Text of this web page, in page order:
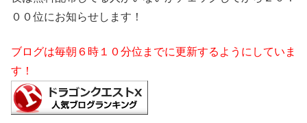
００位にお知らせします！
ブログは毎朝６時１０分位までに更新するようにしていま
す！